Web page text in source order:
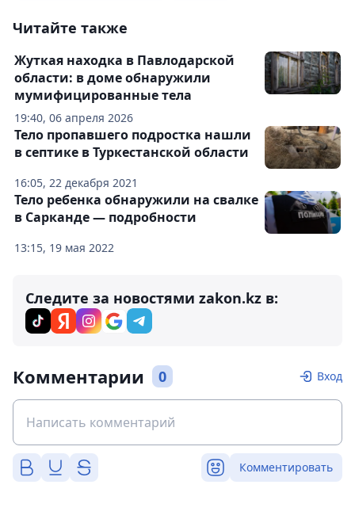
Читайте также
19:40, 06 апреля 2026
Жуткая находка в Павлодарской
области: в доме обнаружили
мумифицированные тела
16:05, 22 декабря 2021
Тело пропавшего подростка нашли
в септике в Туркестанской области
13:15, 19 мая 2022
Тело ребенка обнаружили на свалке
в Сарканде — подробности
Следите за новостями zakon.kz в:
Комментарии 0 Вход
Комментировать